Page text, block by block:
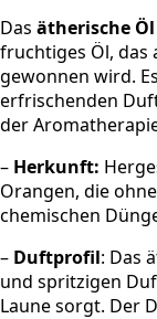
Das ätherische
fruchtiges Öl, das
gewonnen wird.
erfrischenden
der
– Herkunft:
Orangen, die
chemischen
– Duftprofil: Das
und spritzigen
Laune sorgt. Der